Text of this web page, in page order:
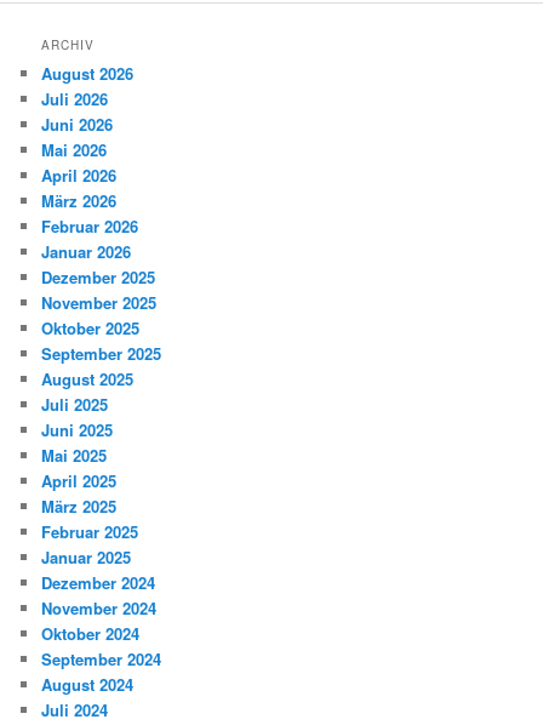
ARCHIV
August 2026
Juli 2026
Juni 2026
Mai 2026
April 2026
März 2026
Februar 2026
Januar 2026
Dezember 2025
November 2025
Oktober 2025
September 2025
August 2025
Juli 2025
Juni 2025
Mai 2025
April 2025
März 2025
Februar 2025
Januar 2025
Dezember 2024
November 2024
Oktober 2024
September 2024
August 2024
Juli 2024